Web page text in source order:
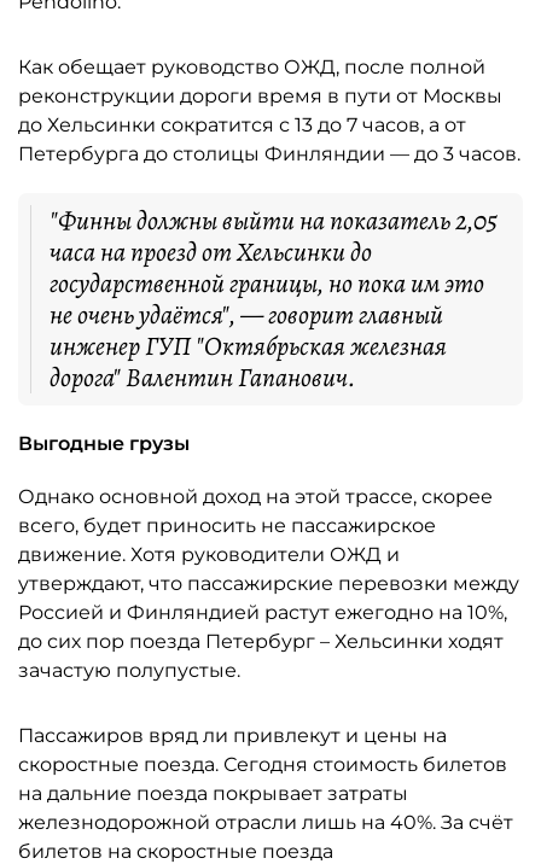
Как обещает руководство ОЖД, после полной
реконструкции дороги время в пути от Москвы
до Хельсинки сократится с 13 до 7 часов, а от
Петербурга до столицы Финляндии — до 3 часов.
"Финны должны выйти на показатель 2,05
часа на проезд от Хельсинки до
государственной границы, но пока им это
не очень удаётся", — говорит главный
инженер ГУП "Октябрьская железная
дорога" Валентин Гапанович.
Выгодные грузы
Однако основной доход на этой трассе, скорее
всего, будет приносить не пассажирское
движение. Хотя руководители ОЖД и
утверждают, что пассажирские перевозки между
Россией и Финляндией растут ежегодно на 10%,
до сих пор поезда Петербург – Хельсинки ходят
зачастую полупустые.
Пассажиров вряд ли привлекут и цены на
скоростные поезда. Сегодня стоимость билетов
на дальние поезда покрывает затраты
железнодорожной отрасли лишь на 40%. За счёт
билетов на скоростные поезда